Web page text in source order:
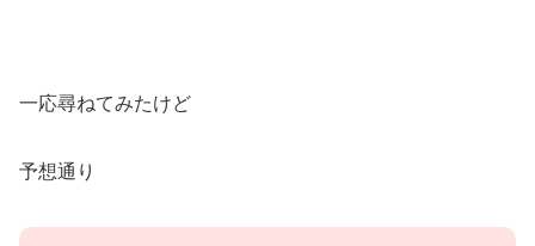
一応尋ねてみたけど
予想通り